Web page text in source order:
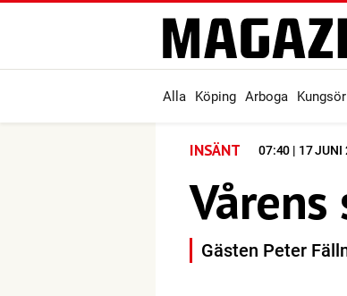
Alla Köping Arboga Kungsör
INSÄNT 07:40 | 17 JUNI
Gästen Peter